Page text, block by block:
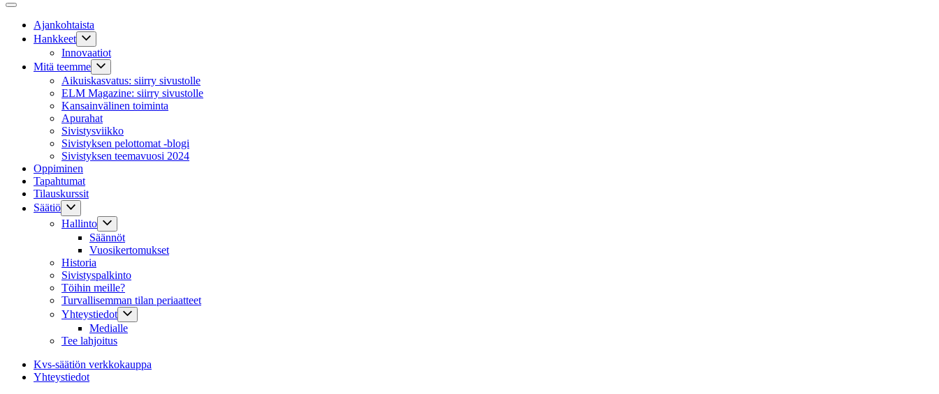
Ajankohtaista
Hankkeet
Innovaatiot
Mitä teemme
Aikuiskasvatus: siirry sivustolle
ELM Magazine: siirry sivustolle
Kansainvälinen toiminta
Apurahat
Sivistysviikko
Sivistyksen pelottomat -blogi
Sivistyksen teemavuosi 2024
Oppiminen
Tapahtumat
Tilauskurssit
Säätiö
Hallinto
Säännöt
Vuosikertomukset
Historia
Sivistyspalkinto
Töihin meille?
Turvallisemman tilan periaatteet
Yhteystiedot
Medialle
Tee lahjoitus
Kvs-säätiön verkkokauppa
Yhteystiedot